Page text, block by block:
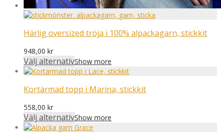
Härlig oversized tröja i 100% alpackagarn, stickkit
948,00 kr
Välj alternativShow more
Kortärmad topp i Marina, stickkit
558,00 kr
Välj alternativShow more